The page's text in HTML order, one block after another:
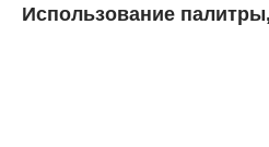
Использование